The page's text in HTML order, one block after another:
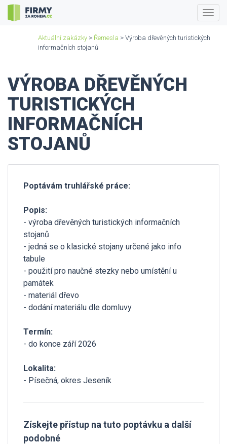
Aktuální zakázky > Řemesla > Výroba dřevěných turistických
informačních stojanů
VÝROBA DŘEVĚNÝCH
TURISTICKÝCH
INFORMAČNÍCH
STOJANŮ
Poptávám truhlářské práce:
Popis:
- výroba dřevěných turistických informačních
stojanů
- jedná se o klasické stojany určené jako info
tabule
- použití pro naučné stezky nebo umístění u
památek
- materiál dřevo
- dodání materiálu dle domluvy
Termín:
- do konce září 2026
Lokalita:
- Písečná, okres Jeseník
Získejte přístup na tuto poptávku a další
podobné